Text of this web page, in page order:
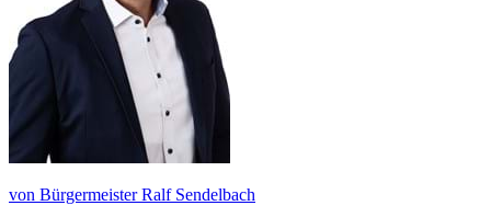
von Bürgermeister Ralf Sendelbach